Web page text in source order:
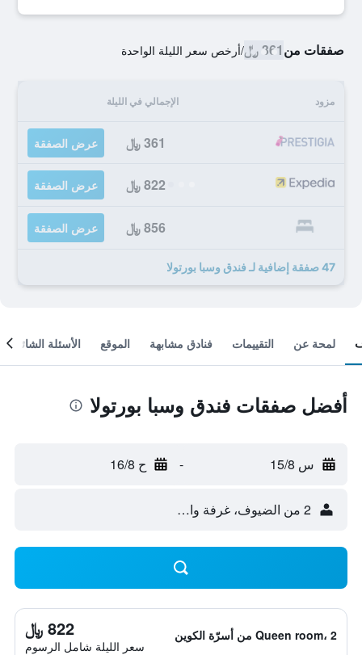
صفقات من361 ﷼ /أرخص سعر الليلة الواحدة
مزود الإجمالي في الليلة
361 ﷼ عرض الصفقة
822 ﷼ عرض الصفقة
856 ﷼ عرض الصفقة
47 صفقة إضافية لـ فندق وسبا بورتولا
لمحة عن التقييمات فنادق مشابهة الموقع الأسئلة الشائعة
أفضل صفقات فندق وسبا بورتولا
س 15/8 - ح 16/8
2 من الضيوف، غرفة واحدة
Queen room، 2 من أسرّة الكوين 822 ﷼
سعر الليلة شامل الرسوم